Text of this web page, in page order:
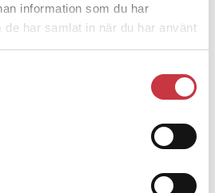
information som du har
de har samlat in när du har använt
– inte om forskarnas